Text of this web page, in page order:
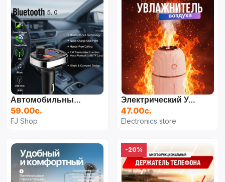
Автомобильный FM-Передатчик 5,0 Комплекты Bluetooth Беспроводной MP3-Плеер Стереоэффект Звуковой Диск U Автомобильный Музыкальный Эквалайзер Без Потерь 3.1a Зарядное Устройство
59.00с.
FJ Shop
Электрический Увлажнитель Воздуха MINI
47.00с.
Electronics store
-20%